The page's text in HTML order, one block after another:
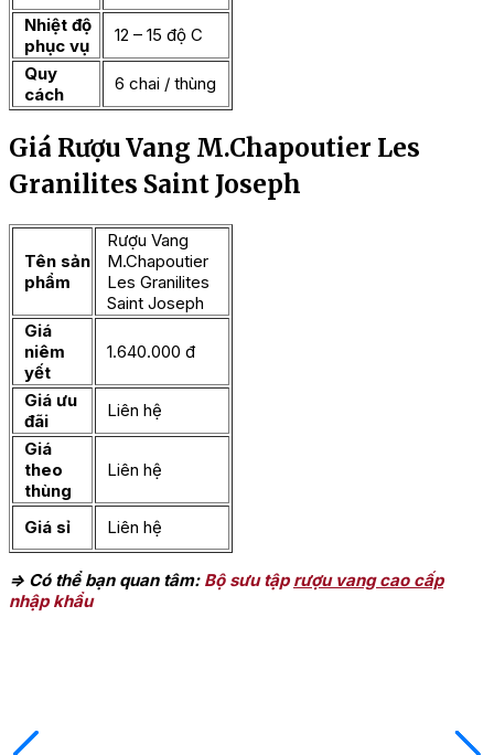
Nhiệt độ
phục vụ
12 – 15 độ C
Quy
cách
6 chai / thùng
Giá Rượu Vang M.Chapoutier Les
Granilites Saint Joseph
Tên sản
phẩm
Rượu Vang
M.Chapoutier
Les Granilites
Saint Joseph
Giá
niêm
yết
1.640.000 đ
Giá ưu
đãi
Liên hệ
Giá
theo
thùng
Liên hệ
Giá sỉ Liên hệ
=> Có thể bạn quan tâm: Bộ sưu tập rượu vang cao cấp
nhập khẩu